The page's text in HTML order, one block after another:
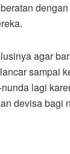
agar
sampai
lagi
devisa bagi